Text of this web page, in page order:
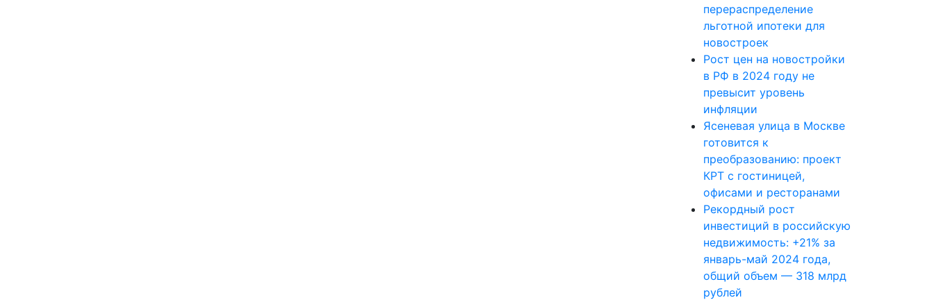
перераспределение
льготной ипотеки для
новостроек
Рост цен на новостройки
в РФ в 2024 году не
превысит уровень
инфляции
Ясеневая улица в Москве
готовится к
преобразованию: проект
КРТ с гостиницей,
офисами и ресторанами
Рекордный рост
инвестиций в российскую
недвижимость: +21% за
январь-май 2024 года,
общий объем — 318 млрд
рублей